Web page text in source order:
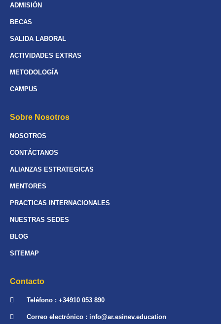
ADMISIÓN
BECAS
SALIDA LABORAL
ACTIVIDADES EXTRAS
METODOLOGÍA
CAMPUS
Sobre Nosotros
NOSOTROS
CONTÁCTANOS
ALIANZAS ESTRATEGICAS
MENTORES
PRACTICAS INTERNACIONALES
NUESTRAS SEDES
BLOG
SITEMAP
Contacto
Teléfono : +34910 053 890
Correo electrónico : info@ar.esinev.education